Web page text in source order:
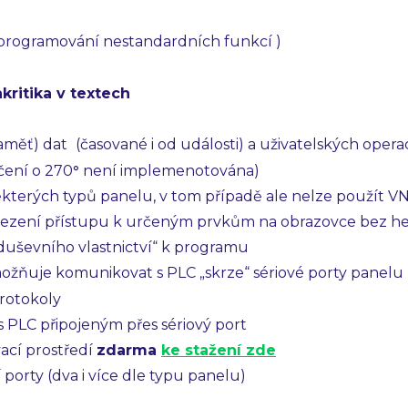
nestandardních funkcí )
v textech
dat (časované i od události) a uživatelských
o 270° není implemenotována)
typů panelu, v tom případě ale nelze použít
přístupu k určeným prvkům na obrazovce bez
vlastnictví“ k programu
komunikovat s PLC „skrze“ sériové porty panelu
připojeným přes sériový port
prostředí zdarma ke stažení zde
(dva i více dle typu panelu)